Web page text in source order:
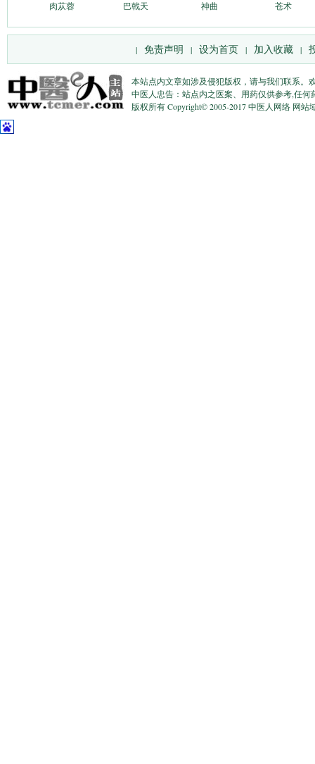
肉苁蓉 巴戟天 神曲 苍术
| 免责声明 | 设为首页 | 加入收藏 |
本站点内文章如涉及侵犯版权，请与我们联系。
中医人忠告：站点内之医案、用药仅供参考,任
版权所有 Copyright© 2005-2017 中医人网络 网站